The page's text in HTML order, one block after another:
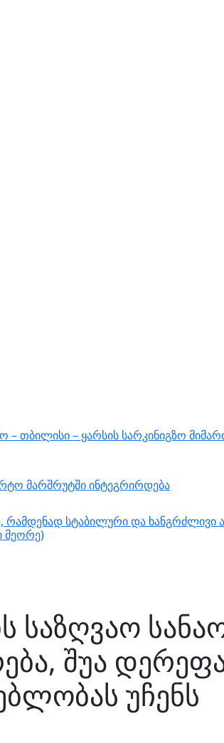
თბილისი – ყარსის სარკინიგზო
მარშრუტში ინტეგრირდება
სტაბილური და ხანგრძლივი
მეორე)
საზღვაო
შუა
უჩენს